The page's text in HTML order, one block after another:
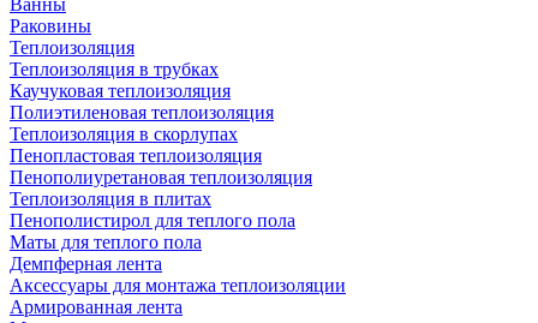
Ванны
Раковины
Теплоизоляция
Теплоизоляция в трубках
Каучуковая теплоизоляция
Полиэтиленовая теплоизоляция
Теплоизоляция в скорлупах
Пенопластовая теплоизоляция
Пенополиуретановая теплоизоляция
Теплоизоляция в плитах
Пенополистирол для теплого пола
Маты для теплого пола
Демпферная лента
Аксессуары для монтажа теплоизоляции
Армированная лента